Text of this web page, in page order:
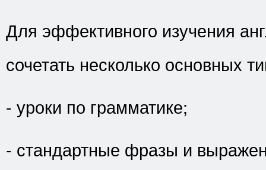
Для эффективного изучения
сочетать несколько основных
- уроки по грамматике;
- стандартные фразы и